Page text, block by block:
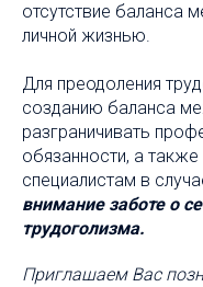
отсутствие баланса
личной жизнью.
Для преодоления
созданию баланса
разграничивать
обязанности, а
специалистам в
внимание заботе о
трудоголизма.
Приглашаем Вас